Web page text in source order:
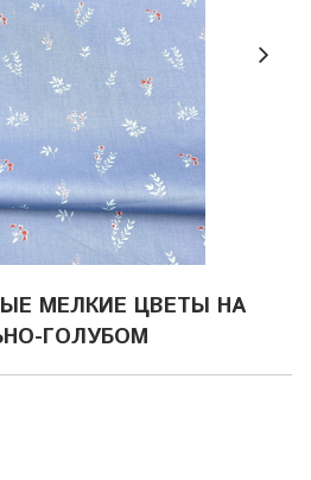
МЕЛКИЕ ЦВЕТЫ НА
ГОЛУБОМ